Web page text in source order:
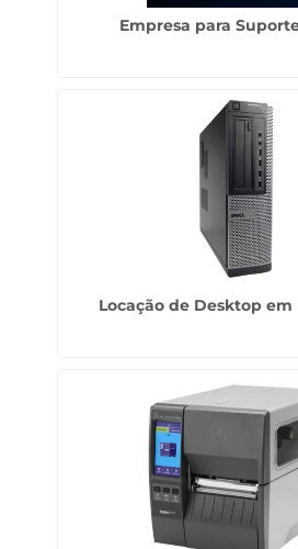
Empresa para
Locação de Desktop